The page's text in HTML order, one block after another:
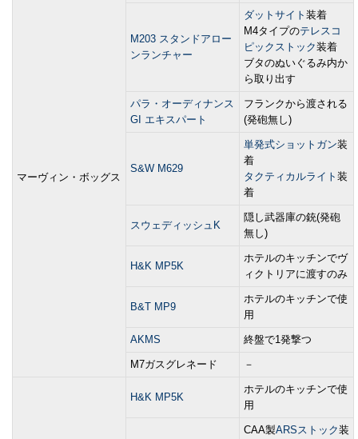
マーヴィン・ボッグス
M203 スタンドアロー
ンランチャー
ダットサイト 装着
M4タイプのテレスコ
ピックストック装着
ブタのぬいぐるみ内か
ら取り出す
パラ・オーディナンス
GI エキスパート
フランクから渡される
(発砲無し)
S&W M629
単発式ショットガン装
着
タクティカルライト 装
着
スウェディッシュK
隠し武器庫の銃(発砲
無し)
H&K MP5K
ホテルのキッチンでヴ
ィクトリアに渡すのみ
B&T MP9
ホテルのキッチンで使
用
AKMS 終盤で1発撃つ
M7ガスグレネード －
H&K MP5K
ホテルのキッチンで使
用
CAA製ARSストック装